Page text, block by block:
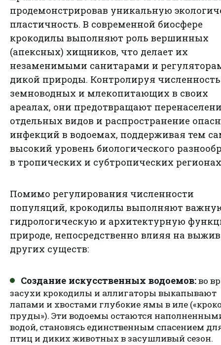
продемонстрировав уникальную
пластичность. В современной биосфере
крокодилы выполняют роль вершинных
(апексных) хищников, что делает их
незаменимыми санитарами и
дикой природы. Контролируя
земноводных и млекопитающих в своих
ареалах, они предотвращают
отдельных видов и распространение
инфекций в водоемах, поддерживая тем
высокий уровень биологического
в тропических и субтропических
Помимо регулирования численности
популяций, крокодилы выполняют
гидрологическую и архитектурную
природе, непосредственно влияя на
других существ:
Создание искусственных водоемов:во
засухи крокодилы и аллигаторы выкапывают
лапами и хвостами глубокие ямы в иле
пруды»). Эти водоемы остаются
водой, становясь единственным спасением
птиц и диких животных в засушливый сезон.